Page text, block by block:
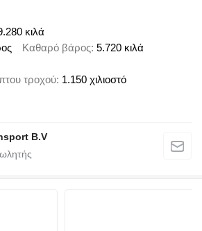
κιλά
Καθαρό βάρος 5.720 κιλά
τροχού 1.150 χιλιοστό
B.V